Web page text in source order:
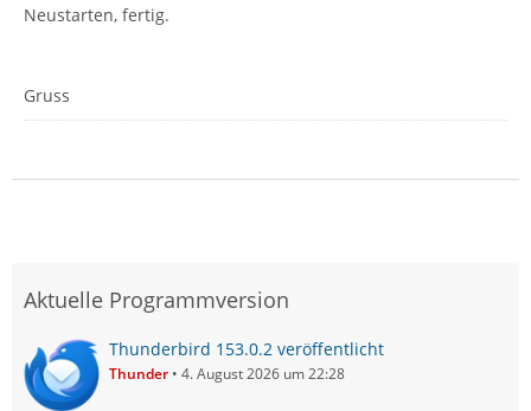
Neustarten, fertig.
Gruss
Aktuelle Programmversion
Thunderbird 153.0.2 veröffentlicht
Thunder 4. August 2026 um 22:28